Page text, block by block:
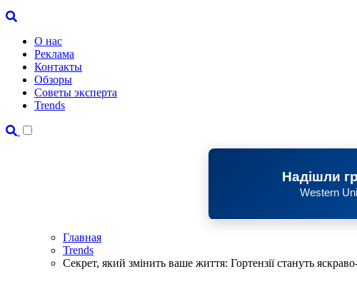
О нас
Реклама
Контакты
Обзоры
Советы эксперта
Trends
Надішли
Western
Главная
Trends
Секрет, який змінить ваше життя: Гортензії стануть